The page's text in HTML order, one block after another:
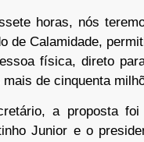
horas, nós
de Calamidade,
física, direto
de cinquenta
a proposta
Junior e o